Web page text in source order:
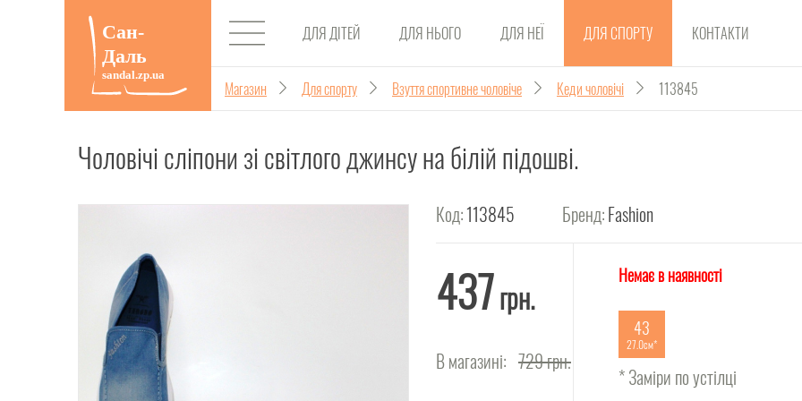
ДЛЯ ДІТЕЙ ДЛЯ НЬОГО ДЛЯ НЕЇ ДЛЯ СПОРТУ КОНТАКТИ
Магазин Для спорту Взуття спортивне чоловіче Кеди чоловічі 113845
Чоловічі сліпони зі світлого джинсу на білій підошві.
Код:113845 Бренд:Fashion
437грн.
В магазині: 729грн.
Немає в наявності
43
27.0см
* Заміри по устілці